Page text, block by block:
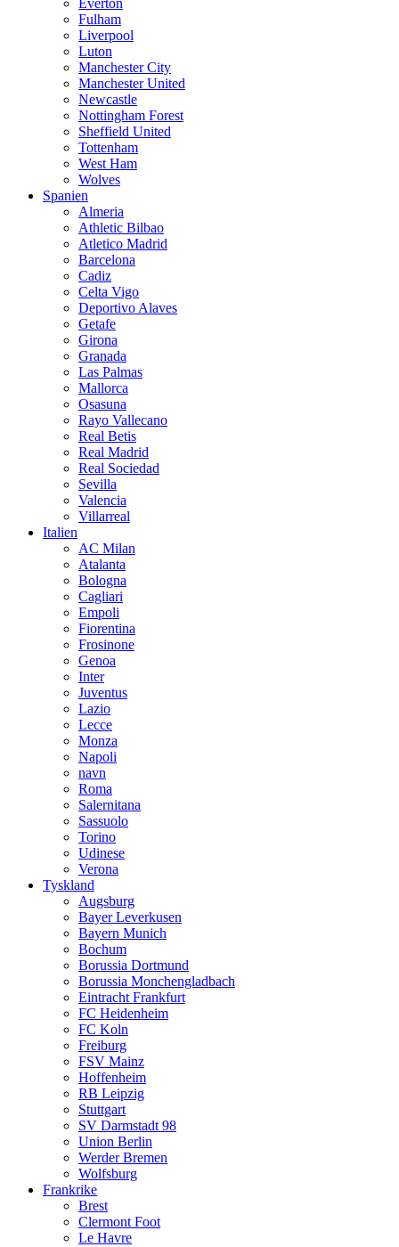
Fulham
Liverpool
Luton
Manchester City
Manchester United
Newcastle
Nottingham Forest
Sheffield United
Tottenham
West Ham
Wolves
Spanien
Almeria
Athletic Bilbao
Atletico Madrid
Barcelona
Cadiz
Celta Vigo
Deportivo Alaves
Getafe
Girona
Granada
Las Palmas
Mallorca
Osasuna
Rayo Vallecano
Real Betis
Real Madrid
Real Sociedad
Sevilla
Valencia
Villarreal
Italien
AC Milan
Atalanta
Bologna
Cagliari
Empoli
Fiorentina
Frosinone
Genoa
Inter
Juventus
Lazio
Lecce
Monza
Napoli
navn
Roma
Salernitana
Sassuolo
Torino
Udinese
Verona
Tyskland
Augsburg
Bayer Leverkusen
Bayern Munich
Bochum
Borussia Dortmund
Borussia Monchengladbach
Eintracht Frankfurt
FC Heidenheim
FC Koln
Freiburg
FSV Mainz
Hoffenheim
RB Leipzig
Stuttgart
SV Darmstadt 98
Union Berlin
Werder Bremen
Wolfsburg
Frankrike
Brest
Clermont Foot
Le Havre